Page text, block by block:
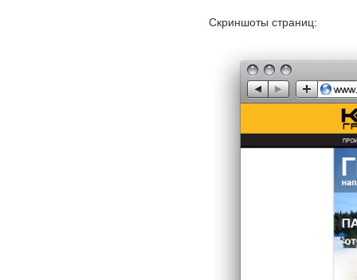
Скриншоты страниц: